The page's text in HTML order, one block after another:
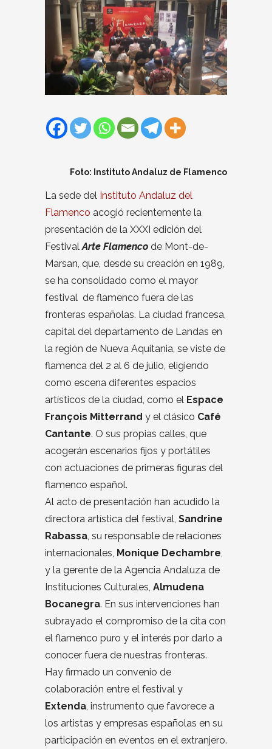
Foto: Instituto Andaluz de Flamenco
La sede del Instituto Andaluz del
Flamenco acogió recientemente la
presentación de la XXXI edición del
FestivalArte Flamenco de Mont-de-
Marsan, que, desde su creación en 1989,
se ha consolidado como el mayor
festival de flamenco fuera de las
fronteras españolas. La ciudad francesa,
capital del departamento de Landas en
la región de Nueva Aquitania, se viste de
flamenca del 2 al 6 de julio, eligiendo
como escena diferentes espacios
artísticos de la ciudad, como el Espace
François Mitterrand y el clásico Café
Cantante. O sus propias calles, que
acogerán escenarios fijos y portátiles
con actuaciones de primeras figuras del
flamenco español.
Al acto de presentación han acudido la
directora artística del festival, Sandrine
Rabassa, su responsable de relaciones
internacionales, Monique Dechambre,
y la gerente de la Agencia Andaluza de
Instituciones Culturales, Almudena
Bocanegra. En sus intervenciones han
subrayado el compromiso de la cita con
el flamenco puro y el interés por darlo a
conocer fuera de nuestras fronteras.
Hay firmado un convenio de
colaboración entre el festival y
Extenda, instrumento que favorece a
los artistas y empresas españolas en su
participación en eventos en el extranjero.